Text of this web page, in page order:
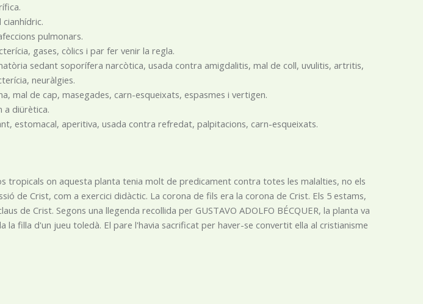
pulmonars.
gases, còlics i par fer venir la regla.
sedant soporífera narcòtica, usada contra amigdalitis, mal de coll, uvulitis, artritis,
neuràlgies.
mal de cap, masegades, carn-esqueixats, espasmes i vertigen.
a diürètica.
estomacal, aperitiva, usada contra refredat, palpitacions, carn-esqueixats.
tropicals on aquesta planta tenia molt de predicament contra totes les malalties, no els
de Crist, com a exercici didàctic. La corona de fils era la corona de Crist. Els 5 estams,
de Crist. Segons una llegenda recollida per GUSTAVO ADOLFO BÉCQUER, la planta va
la filla d'un jueu toledà. El pare l'havia sacrificat per haver-se convertit ella al cristianisme